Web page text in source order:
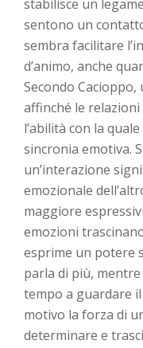
stabilisce un
sentono un
sembra facilitare
d’animo, anche
Secondo
affinché le
l’abilità con la
sincronia emotiva.
un’interazione
emozionale
maggiore
emozioni
esprime un potere
parla di più,
tempo a guardare
motivo la forza di
determinare e